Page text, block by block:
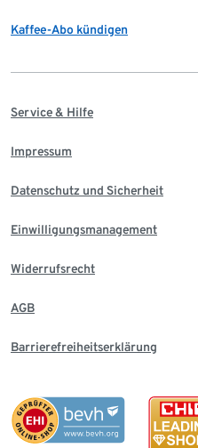
Kaffee-Abo kündigen
Service & Hilfe
Impressum
Datenschutz und Sicherheit
Einwilligungsmanagement
Widerrufsrecht
AGB
Barrierefreiheitserklärung